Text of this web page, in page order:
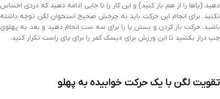
دهید (پاها را از هم باز کنید) و این کار را تا جایی ادامه دهید که دردی احساس
نکنید. برای انجام این حرکت باید به چرخش صحیح استخوان لگن توجه داشته
باشید. حرکت باز کردن و بستن پا را برای سه ست انجام دهید و بعد به پهلوی
چپ دراز بکشید تا این ورزش برای دیسک کمر را برای پای راست تکرار کنید.
تقویت لگن با یک حرکت خوابیده به پهلو